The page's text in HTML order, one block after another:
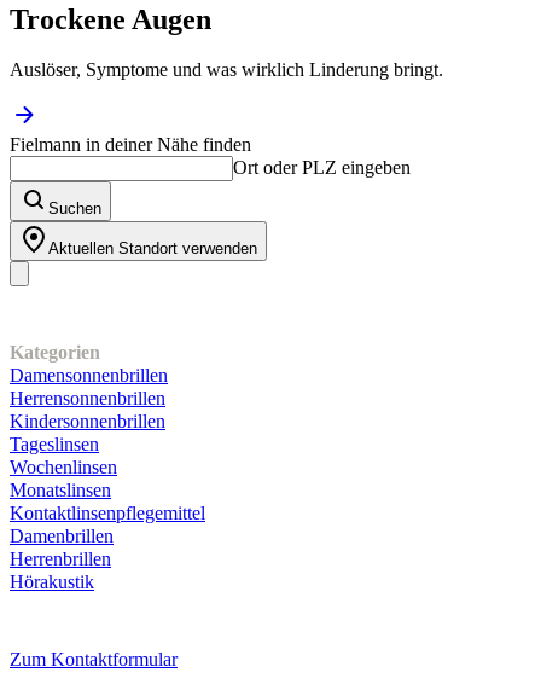
Trockene Augen
Auslöser, Symptome und was wirklich Linderung bringt.
Fielmann in deiner Nähe finden
Ort oder PLZ eingeben
Suchen
Aktuellen Standort verwenden
Kategorien
Damensonnenbrillen
Herrensonnenbrillen
Kindersonnenbrillen
Tageslinsen
Wochenlinsen
Monatslinsen
Kontaktlinsenpflegemittel
Damenbrillen
Herrenbrillen
Hörakustik
Zum Kontaktformular